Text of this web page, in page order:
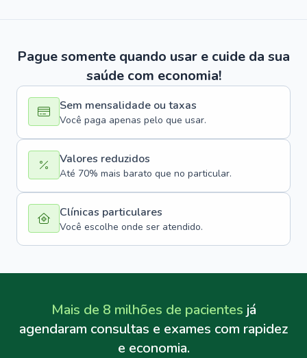
Pague somente quando usar e cuide da sua
saúde com economia!
Sem mensalidade ou taxas
Você paga apenas pelo que usar.
Valores reduzidos
Até 70% mais barato que no particular.
Clínicas particulares
Você escolhe onde ser atendido.
Mais de 8 milhões de pacientes já
agendaram consultas e exames com rapidez
e economia.